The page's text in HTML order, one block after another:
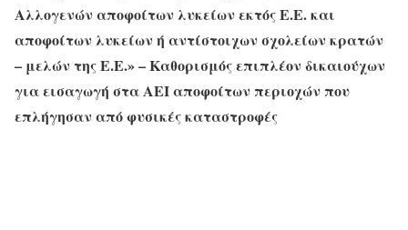
Αλλογενών αποφοίτων λυκείων εκτός Ε.Ε. και
αποφοίτων λυκείων ή αντίστοιχων σχολείων κρατών
– μελών της Ε.Ε.» –Καθορισμός επιπλέον δικαιούχων
για εισαγωγή στα ΑΕΙ αποφοίτων περιοχών που
επλήγησαν από φυσικές καταστροφές